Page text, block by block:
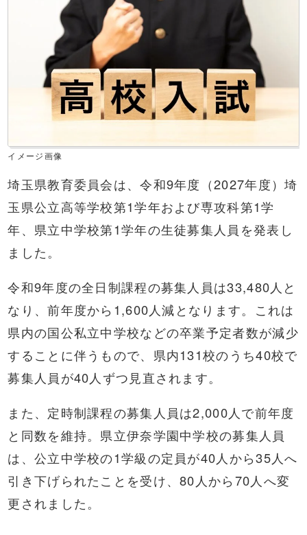
イメージ画像
埼玉県教育委員会は、令和9年度（2027年度）埼
玉県公立高等学校第1学年および専攻科第1学
年、県立中学校第1学年の生徒募集人員を発表し
ました。
令和9年度の全日制課程の募集人員は33,480人と
なり、前年度から1,600人減となります。これは
県内の国公私立中学校などの卒業予定者数が減少
することに伴うもので、県内131校のうち40校で
募集人員が40人ずつ見直されます。
また、定時制課程の募集人員は2,000人で前年度
と同数を維持。県立伊奈学園中学校の募集人員
は、公立中学校の1学級の定員が40人から35人へ
引き下げられたことを受け、80人から70人へ変
更されました。